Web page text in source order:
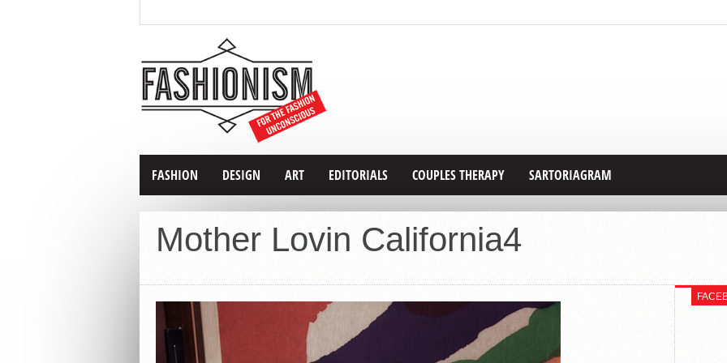
FASHION DESIGN ART EDITORIALS COUPLES THERAPY SARTORIAGRAM
Mother Lovin California4